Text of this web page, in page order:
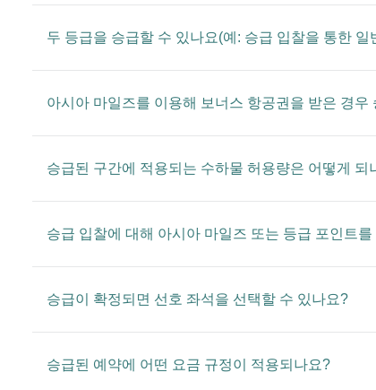
두 등급을 승급할 수 있나요(예: 승급 입찰을 통한
아시아 마일즈를 이용해 보너스 항공권을 받은 경우
승급된 구간에 적용되는 수하물 허용량은 어떻게 되
승급 입찰에 대해 아시아 마일즈 또는 등급 포인트
승급이 확정되면 선호 좌석을 선택할 수 있나요?
승급된 예약에 어떤 요금 규정이 적용되나요?